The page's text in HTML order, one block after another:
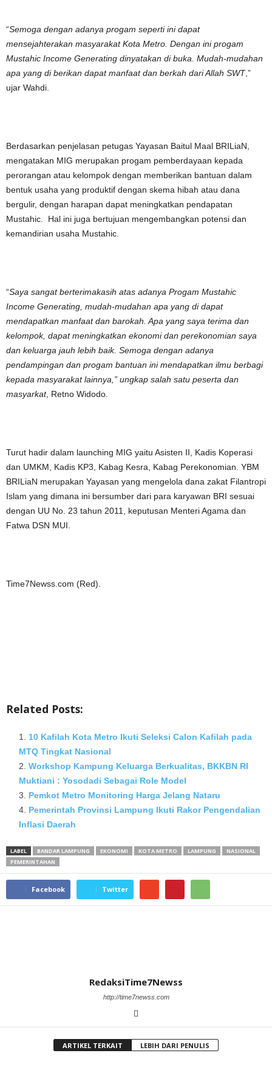
“Semoga dengan adanya progam seperti ini dapat
mensejahterakan masyarakat Kota Metro. Dengan ini progam
Mustahic Income Generating dinyatakan di buka. Mudah-mudahan
apa yang di berikan dapat manfaat dan berkah dari Allah SWT,”
ujar Wahdi.
Berdasarkan penjelasan petugas Yayasan Baitul Maal BRILiaN,
mengatakan MIG merupakan progam pemberdayaan kepada
perorangan atau kelompok dengan memberikan bantuan dalam
bentuk usaha yang produktif dengan skema hibah atau dana
bergulir, dengan harapan dapat meningkatkan pendapatan
Mustahic. Hal ini juga bertujuan mengembangkan potensi dan
kemandirian usaha Mustahic.
“Saya sangat berterimakasih atas adanya Progam Mustahic
Income Generating, mudah-mudahan apa yang di dapat
mendapatkan manfaat dan barokah. Apa yang saya terima dan
kelompok, dapat meningkatkan ekonomi dan perekonomian saya
dan keluarga jauh lebih baik. Semoga dengan adanya
pendampingan dan progam bantuan ini mendapatkan ilmu berbagi
kepada masyarakat lainnya,” ungkap salah satu peserta dan
masyarkat, Retno Widodo.
Turut hadir dalam launching MIG yaitu Asisten II, Kadis Koperasi
dan UMKM, Kadis KP3, Kabag Kesra, Kabag Perekonomian. YBM
BRILiaN merupakan Yayasan yang mengelola dana zakat Filantropi
Islam yang dimana ini bersumber dari para karyawan BRI sesuai
dengan UU No. 23 tahun 2011, keputusan Menteri Agama dan
Fatwa DSN MUI.
Time7Newss.com (Red).
Related Posts:
10 Kafilah Kota Metro Ikuti Seleksi Calon Kafilah pada
MTQ Tingkat Nasional
Workshop Kampung Keluarga Berkualitas, BKKBN RI
Muktiani : Yosodadi Sebagai Role Model
Pemkot Metro Monitoring Harga Jelang Nataru
Pemerintah Provinsi Lampung Ikuti Rakor Pengendalian
Inflasi Daerah
LABEL BANDAR LAMPUNG EKONOMI KOTA METRO LAMPUNG
NASIONAL
PEMERINTAHAN
Facebook Twitter
RedaksiTime7Newss
http://time7newss.com
ARTIKEL TERKAIT LEBIH DARI PENULIS